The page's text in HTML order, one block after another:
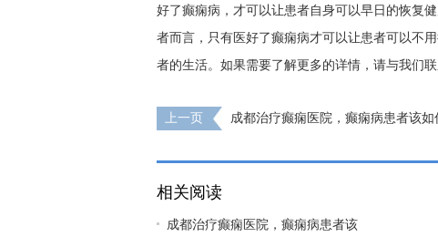
好了癫痫病，才可以让患者自身可以早日的恢复
者而言，只有医好了癫痫病才可以让患者可以不
者的生活。如果需要了解更多的详情，请与我们联
上一页
成都治疗癫痫医院，癫痫病患者该如
相关阅读
成都治疗癫痫医院，癫痫病患者该